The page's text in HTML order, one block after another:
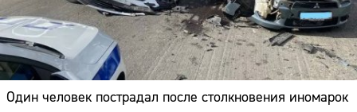
Один человек пострадал после столкновения иномарок